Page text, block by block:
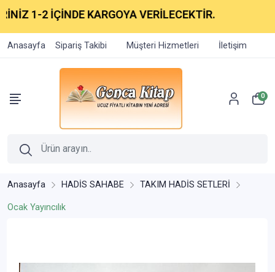
1-2 İÇİNDE KARGOYA VERİLECEKTİR.
Anasayfa Sipariş Takibi Müşteri Hizmetleri İletişim
0
Anasayfa HADİS SAHABE TAKIM HADİS SETLERİ
Ocak Yayıncılık